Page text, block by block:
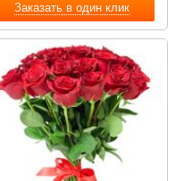
Заказать в один клик